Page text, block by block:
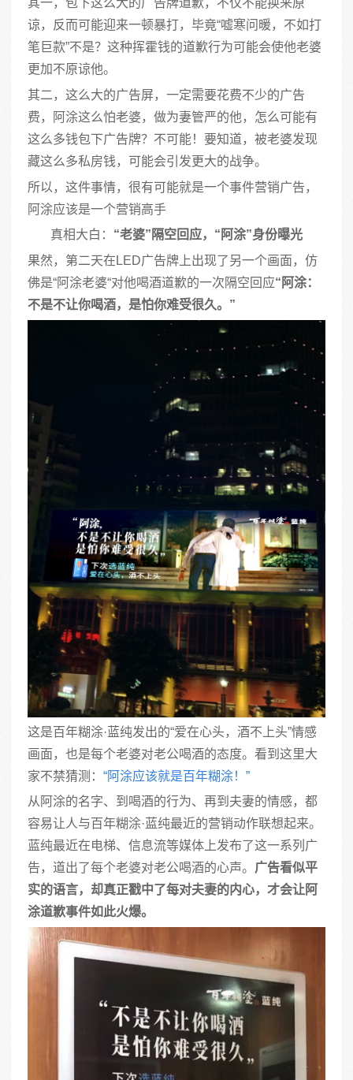
其一，包下这么大的广告牌道歉，不仅不能换来原
谅，反而可能迎来一顿暴打，毕竟“嘘寒问暖，不如打
笔巨款”不是？这种挥霍钱的道歉行为可能会使他老婆
更加不原谅他。
其二，这么大的广告屏，一定需要花费不少的广告
费，阿涂这么怕老婆，做为妻管严的他，怎么可能有
这么多钱包下广告牌？不可能！要知道，被老婆发现
藏这么多私房钱，可能会引发更大的战争。
所以，这件事情，很有可能就是一个事件营销广告，
阿涂应该是一个营销高手
真相大白： “老婆”隔空回应，“阿涂”身份曝光
果然，第二天在LED广告牌上出现了另一个画面，仿
佛是“阿涂老婆“对他喝酒道歉的一次隔空回应“阿涂：
不是不让你喝酒，是怕你难受很久。”
这是百年糊涂·蓝纯发出的“爱在心头，酒不上头”情感
画面，也是每个老婆对老公喝酒的态度。看到这里大
家不禁猜测： “阿涂应该就是百年糊涂！”
从阿涂的名字、到喝酒的行为、再到夫妻的情感，都
容易让人与百年糊涂·蓝纯最近的营销动作联想起来。
蓝纯最近在电梯、信息流等媒体上发布了这一系列广
告，道出了每个老婆对老公喝酒的心声。 广告看似平
实的语言，却真正戳中了每对夫妻的内心，才会让阿
涂道歉事件如此火爆。